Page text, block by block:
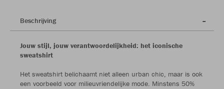
Beschrijving
Jouw stijl, jouw verantwoordelijkheid: het iconische
sweatshirt
Het sweatshirt belichaamt niet alleen urban chic, maar is ook
een voorbeeld voor milieuvriendelijke mode. Minstens 50%